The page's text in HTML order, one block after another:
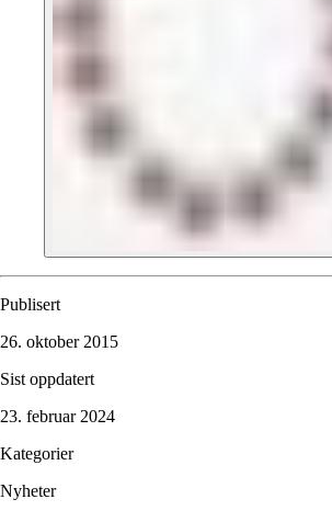
Publisert
26. oktober 2015
Sist oppdatert
23. februar 2024
Kategorier
Nyheter